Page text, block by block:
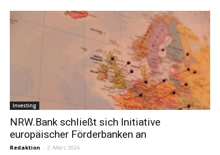
Investing
NRW.Bank schließt sich Initiative
europäischer Förderbanken an
Redaktion - 2. März 2026